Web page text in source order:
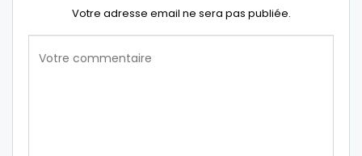
Votre adresse email ne sera pas publiée.